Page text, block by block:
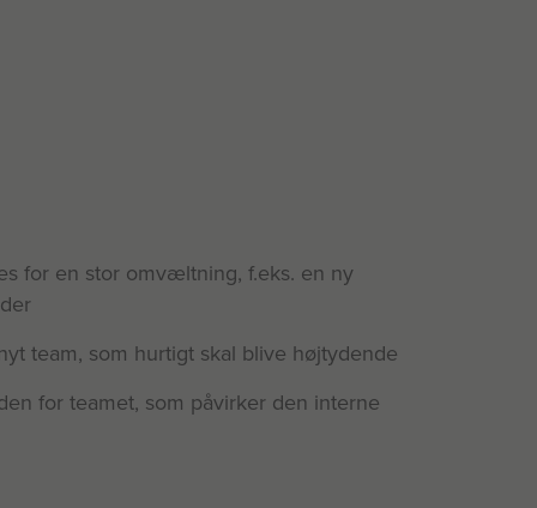
for en stor omvæltning, f.eks. en ny
team, som hurtigt skal blive højtydende
for teamet, som påvirker den interne